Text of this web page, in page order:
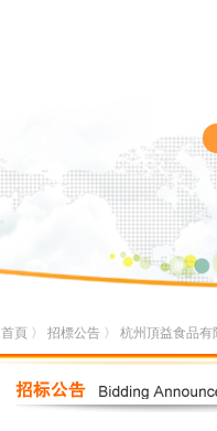
首頁 〉 招標公告 〉 杭州頂益食品